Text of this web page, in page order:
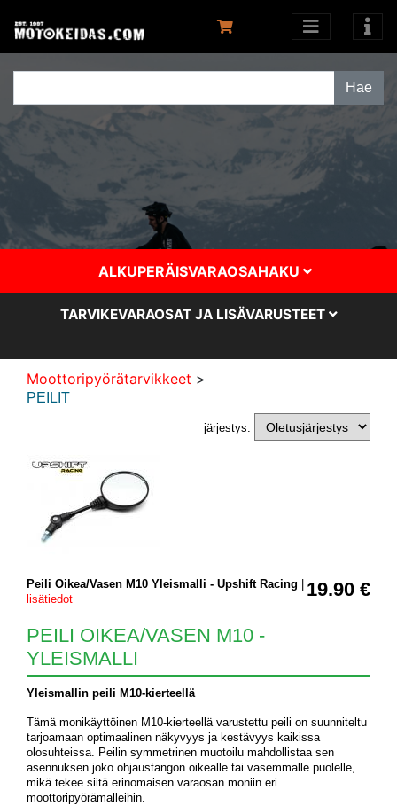
ALKUPERÄISVARAOSAHAKU
TARVIKEVARAOSAT JA LISÄVARUSTEET
Moottoripyörätarvikkeet >
PEILIT
järjestys:
19.90 €
Peili Oikea/Vasen M10 Yleismalli - Upshift Racing
lisätiedot
PEILI OIKEA/VASEN M10 -
YLEISMALLI
Yleismallin peili M10-kierteellä
Tämä monikäyttöinen M10-kierteellä varustettu peili on suunniteltu
tarjoamaan optimaalinen näkyvyys ja kestävyys kaikissa
olosuhteissa. Peilin symmetrinen muotoilu mahdollistaa sen
asennuksen joko ohjaustangon oikealle tai vasemmalle puolelle,
mikä tekee siitä erinomaisen varaosan moniin eri
moottoripyörämalleihin.